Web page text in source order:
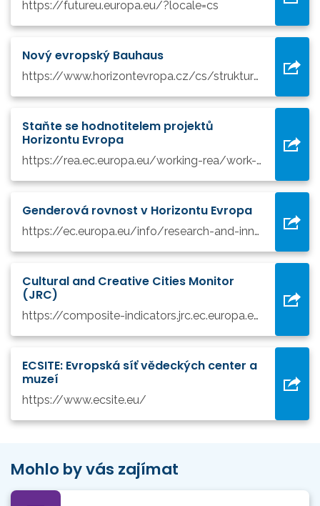
https://futureu.europa.eu/?locale=cs
Nový evropský Bauhaus
https://www.horizontevropa.cz/cs/struktura-programu-he/era,-programy,-fondy-a-iniciativy-eu/evropske-programy-a-iniciativy/novy-evropsky-bauhaus/informace
Staňte se hodnotitelem projektů
Horizontu Evropa
https://rea.ec.europa.eu/working-rea/work-expert_en
Genderová rovnost v Horizontu Evropa
https://ec.europa.eu/info/research-and-innovation/strategy/strategy-2020-2024/democracy-and-citizens-rights/gender-equality-research-and-innovation_cs#gender-equality-in-horizon-europe
Cultural and Creative Cities Monitor
(JRC)
https://composite-indicators.jrc.ec.europa.eu/cultural-creative-cities-monitor
ECSITE: Evropská síť vědeckých center a
muzeí
https://www.ecsite.eu/
Mohlo by vás zajímat